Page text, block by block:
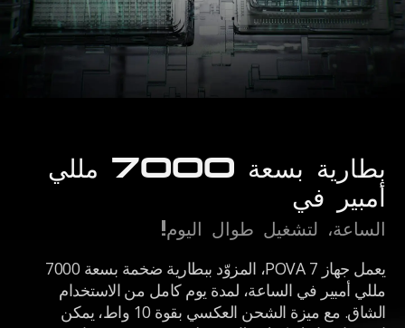
بطارية بسعة 7000 مللي
أمبير في
الساعة، لتشغيل طوال اليوم!
يعمل جهاز POVA 7، المزوّد ببطارية ضخمة بسعة 7000
مللي أمبير في الساعة، لمدة يوم كامل من الاستخدام
الشاق. مع ميزة الشحن العكسي بقوة 10 واط، يمكن